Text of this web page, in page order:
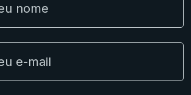
Novidades